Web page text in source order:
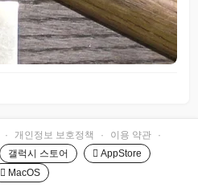
· 개인정보 보호정책 · 이용 약관
·
갤럭시 스토어
 AppStore
 MacOS